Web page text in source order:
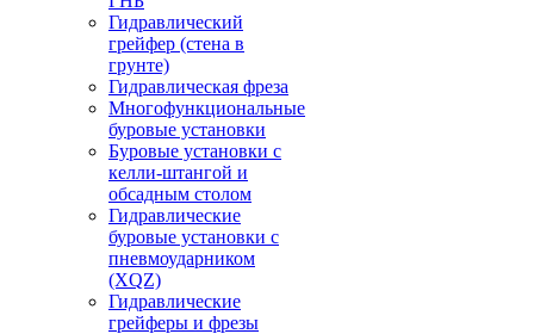
Гидравлический
грейфер (стена в
грунте)
Гидравлическая фреза
Многофункциональные
буровые установки
Буровые установки с
келли-штангой и
обсадным столом
Гидравлические
буровые установки с
пневмоударником
(XQZ)
Гидравлические
грейферы и фрезы